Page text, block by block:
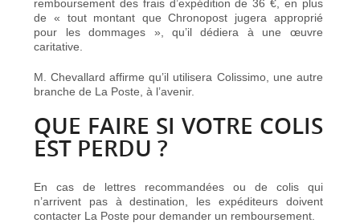
remboursement des frais d’expédition de 36 €, en plus
de « tout montant que Chronopost jugera approprié
pour les dommages », qu’il dédiera à une œuvre
caritative.
M. Chevallard affirme qu’il utilisera Colissimo, une autre
branche de La Poste, à l’avenir.
QUE FAIRE SI VOTRE COLIS
EST PERDU ?
En cas de lettres recommandées ou de colis qui
n’arrivent pas à destination, les expéditeurs doivent
contacter La Poste pour demander un remboursement.